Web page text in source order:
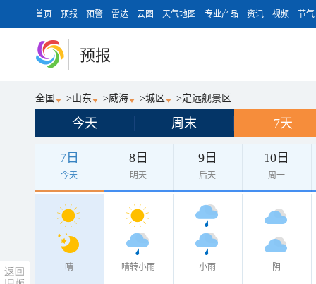
首页 预报 预警 雷达 云图 天气地图 专业产品 资讯 视频 节气
预报
全国 >山东 >威海 >城区 >定远舰景区
今天 周末 7天
7日
今天
8日
明天
9日
后天
10日
周一
晴 晴转小雨 小雨 阴